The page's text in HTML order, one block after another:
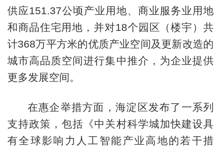
供应151.37公顷产业用地、商业服务业用地
和商品住宅用地，并对18个园区（楼宇）共
计368万平方米的优质产业空间及更新改造的
城市高品质空间进行集中推介，为企业提供
更多发展空间。
在惠企举措方面，海淀区发布了一系列
支持政策，包括《中关村科学城加快建设具
有全球影响力人工智能产业高地的若干措